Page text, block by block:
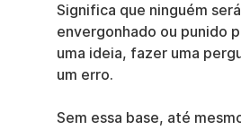
Significa que ninguém será
envergonhado ou punido
uma ideia, fazer uma
um erro.
Sem essa base, até